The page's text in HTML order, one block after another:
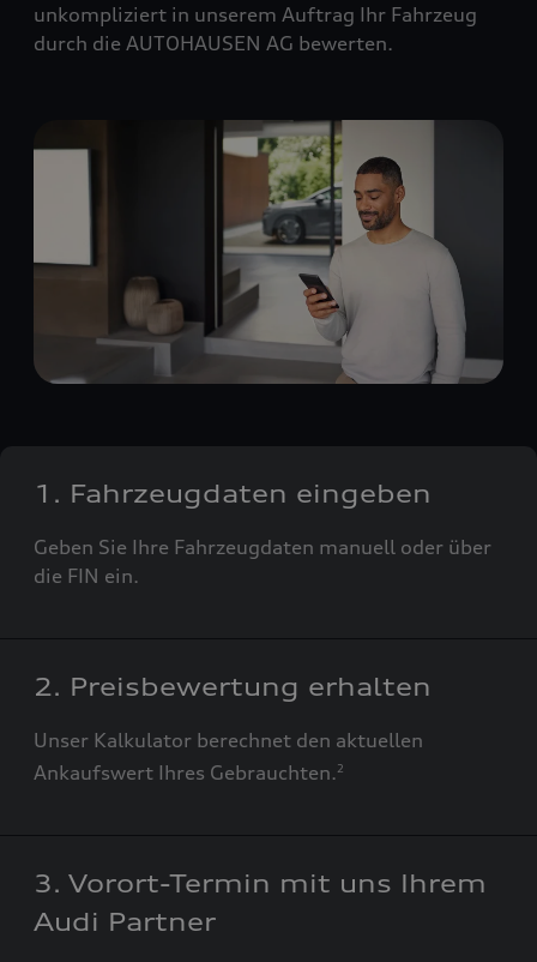
unkompliziert in unserem Auftrag Ihr Fahrzeug
durch die AUTOHAUSEN AG bewerten.
1. Fahrzeugdaten eingeben
Geben Sie Ihre Fahrzeugdaten manuell oder über
die FIN ein.
2. Preisbewertung erhalten
Unser Kalkulator berechnet den aktuellen
Ankaufswert Ihres Gebrauchten.2
3. Vorort-Termin mit uns Ihrem
Audi Partner